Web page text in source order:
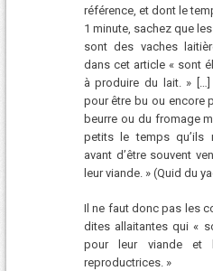
référence, et dont le
1 minute, sachez que
sont des vaches
dans cet article « sont
à produire du lait. »
pour être bu ou encore
beurre ou du fromage
petits le temps qu’ils
avant d’être souvent
leur viande. » (Quid du
Il ne faut donc pas les
dites allaitantes qui «
pour leur viande et
reproductrices. »